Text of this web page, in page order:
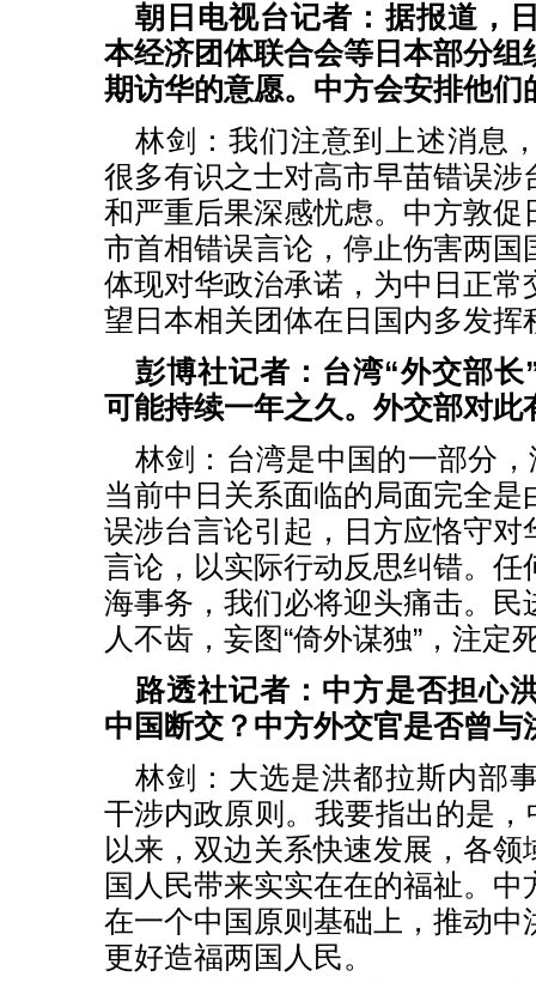
朝日电视台记者：据报道，
本经济团体联合会等日本部分组
期访华的意愿。中方会安排他们
林剑：我们注意到上述消息
很多有识之士对高市早苗错误涉
和严重后果深感忧虑。中方敦促
市首相错误言论，停止伤害两国
体现对华政治承诺，为中日正常
望日本相关团体在日国内多发挥
彭博社记者：台湾“外交部
可能持续一年之久。外交部对此
林剑：台湾是中国的一部分，
当前中日关系面临的局面完全
误涉台言论引起，日方应恪守对
言论，以实际行动反思纠错。任
海事务，我们必将迎头痛击。民
人不齿，妄图“倚外谋独”，注定
路透社记者：中方是否担心
中国断交？中方外交官是否曾与
林剑：大选是洪都拉斯内部
干涉内政原则。我要指出的是
以来，双边关系快速发展，各
国人民带来实实在在的福祉。
在一个中国原则基础上，推动中
更好造福两国人民。